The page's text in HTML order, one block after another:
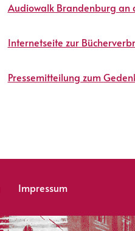
Audiowalk Brandenburg an
Internetseite zur
Pressemitteilung zum
Impressum